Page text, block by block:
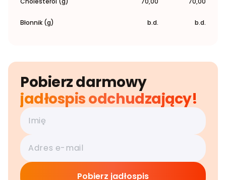
Błonnik (g) b.d. b.d.
Pobierz darmowy
jadłospis odchudzający!